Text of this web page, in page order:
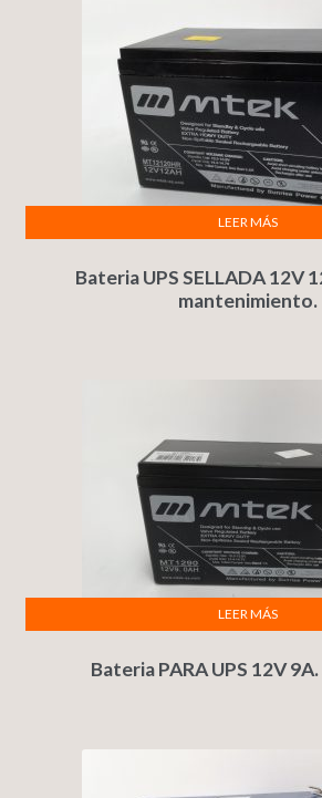
Bateria UPS SELLADA 12V
mantenimiento.
LEER MÁS
Bateria PARA UPS 12V
LEER MÁS